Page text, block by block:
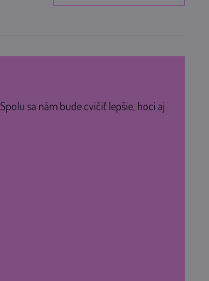
sa nám bude cvičiť lepšie, hoci aj